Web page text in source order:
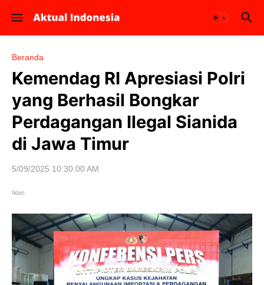
Beranda
Kemendag RI Apresiasi Polri
yang Berhasil Bongkar
Perdagangan Ilegal Sianida
di Jawa Timur
5/09/2025 10:30:00 AM
Iklan